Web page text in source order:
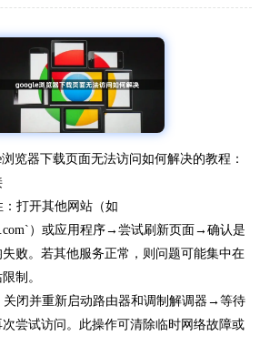
览器下载页面无法访问如何解决的教程：
打开其他网站（如
）或应用程序→尝试刷新页面→确认是
败。若其他服务正常，则问题可能集中在
制。
关闭并重新启动路由器和调制解调器→等待
尝试访问。此操作可清除临时网络故障或